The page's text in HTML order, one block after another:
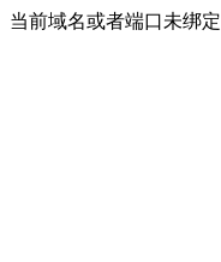
当前域名或者端口未绑